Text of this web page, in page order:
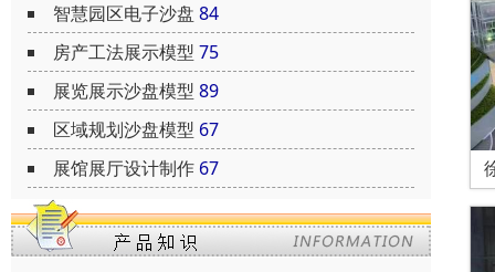
智慧园区电子沙盘 84
房产工法展示模型 75
展览展示沙盘模型 89
区域规划沙盘模型 67
展馆展厅设计制作 67